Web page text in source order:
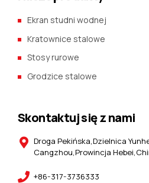
Ekran studni wodnej
Kratownice stalowe
Stosy rurowe
Grodzice stalowe
Skontaktuj się z nami
Droga Pekińska,Dzielnica
Cangzhou,Prowincja
+86-317-3736333